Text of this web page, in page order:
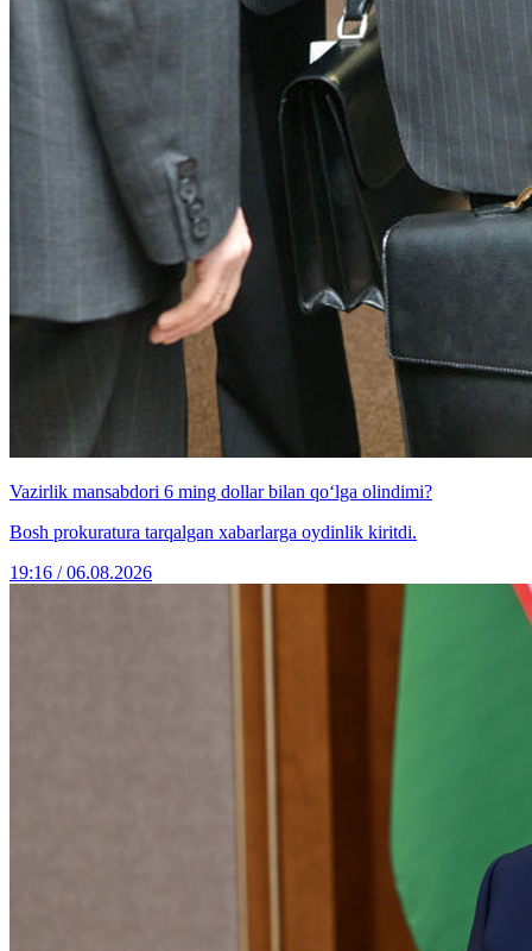
Vazirlik mansabdori 6 ming dollar bilan qo‘lga olindimi?
Bosh prokuratura tarqalgan xabarlarga oydinlik kiritdi.
19:16 / 06.08.2026